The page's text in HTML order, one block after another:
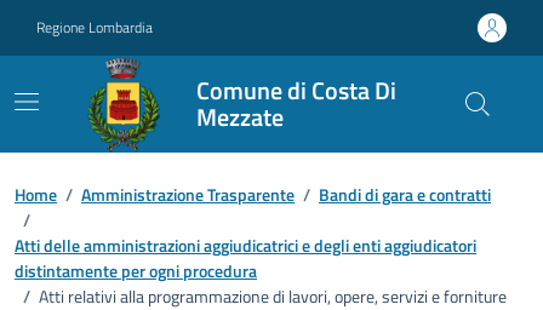
Regione Lombardia
Comune di Costa Di
Mezzate
Home / Amministrazione Trasparente / Bandi di gara e contratti
/
Atti delle amministrazioni aggiudicatrici e degli enti aggiudicatori
distintamente per ogni procedura
/ Atti relativi alla programmazione di lavori, opere, servizi e forniture